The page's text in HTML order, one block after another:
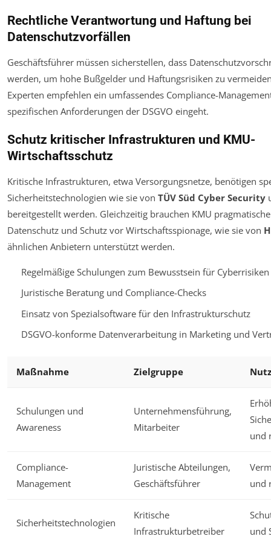
Rechtliche Verantwortung und Haftung bei
Datenschutzvorfällen
Geschäftsführer müssen sicherstellen, dass
werden, um hohe Bußgelder und Haftungsrisiken zu
Experten empfehlen ein umfassendes Compliance-
spezifischen Anforderungen der DSGVO eingeht.
Schutz kritischer Infrastrukturen und KMU-
Wirtschaftsschutz
Kritische Infrastrukturen, etwa Versorgungsnetze, benötigen
Sicherheitstechnologien wie sie von TÜV Süd Cyber Security
bereitgestellt werden. Gleichzeitig brauchen KMU
Datenschutz und Schutz vor Wirtschaftsspionage, wie sie von
ähnlichen Anbietern unterstützt werden.
Regelmäßige Schulungen zum Bewusstsein für Cyberrisiken
Juristische Beratung und Compliance-Checks
Einsatz von Spezialsoftware für den Infrastrukturschutz
DSGVO-konforme Datenverarbeitung in Marketing und
Maßnahme Zielgruppe
Schulungen und
Awareness
Unternehmensführung,
Mitarbeiter
und
Compliance-
Management
Juristische Abteilungen,
Geschäftsführer
und
Sicherheitstechnologien
Kritische
Infrastrukturbetreiber
und